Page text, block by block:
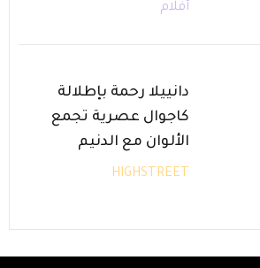
أفلام
دانييلا رحمة بإطلالة
كاجوال عصرية تجمع
الألوان مع الدنيم
HIGHSTREET